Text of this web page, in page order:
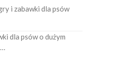
i zabawki dla psów
dla psów o dużym